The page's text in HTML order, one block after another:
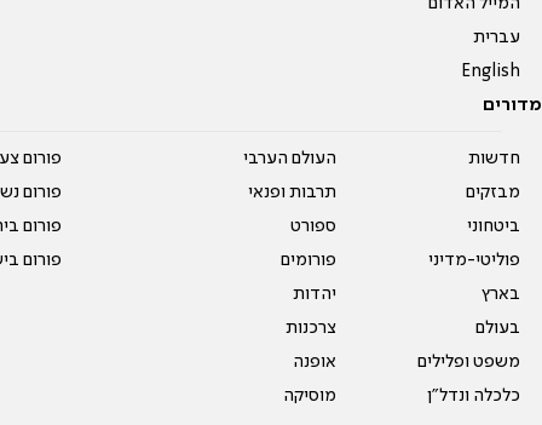
עברית
English
מדורים
חדשות
מבזקים
ביטחוני
פוליטי-מדיני
בארץ
בעולם
משפט ופלילים
כלכלה ונדל"ן
העולם הערבי
תרבות ופנאי
ספורט
פורומים
יהדות
צרכנות
אופנה
מוסיקה
פורום
פורום
פורום
פורום